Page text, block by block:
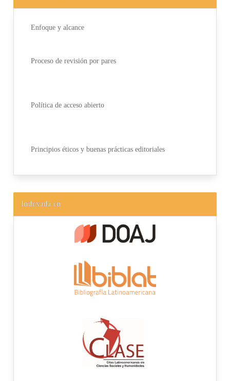
Enfoque y alcance
Proceso de revisión por pares
Política de acceso abierto
Principios éticos y buenas prácticas editoriales
Indexada en